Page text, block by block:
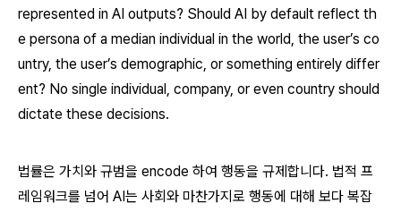
represented in AI outputs? Should AI by default reflect th
e persona of a median individual in the world, the user’s co
untry, the user’s demographic, or something entirely differ
ent? No single individual, company, or even country should
dictate these decisions.
법률은 가치와 규범을 encode 하여 행동을 규제합니다. 법적 프
레임워크를 넘어 AI는 사회와 마찬가지로 행동에 대해 보다 복잡